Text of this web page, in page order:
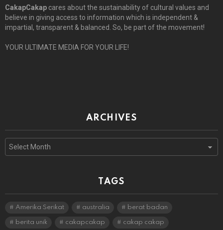
CakapCakap cares about the sustainability of cultural values and
believe in giving access to information which is independent &
impartial, transparent & balanced. So, be part of the movement!
YOUR ULTIMATE MEDIA FOR YOUR LIFE!
ARCHIVES
Archives
TAGS
Amerika Serikat australia berat badan
berita unik cakapcakap cakap cakap